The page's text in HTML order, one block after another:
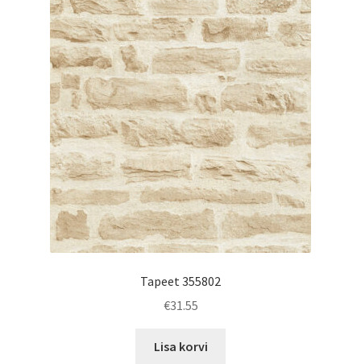
Tapeet 355802
€31.55
Lisa korvi